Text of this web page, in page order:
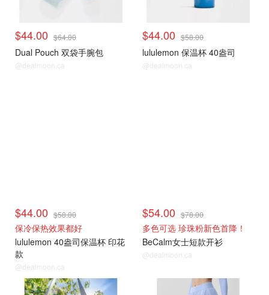
$44.00 $64.00
Dual Pouch 双袋手腕包
@dealmoon.ca
$44.00 $58.00
lululemon 保温杯 40盎司
@dealmoon.ca
$44.00 $58.00
保冷保热效果都好
lululemon 40盎司保温杯 印花
款
@dealmoon.ca
$54.00 $78.00
多色可选 珍珠粉新色首降！
BeCalm女士短款开衫
@dealmoon.ca
时尚穿搭